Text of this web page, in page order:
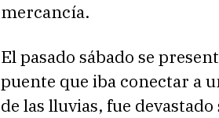
mercancía.
El pasado sábado se
puente que iba conectar a
de las lluvias, fue